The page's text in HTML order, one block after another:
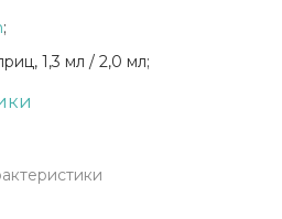
;
1,3 мл / 2,0 мл;